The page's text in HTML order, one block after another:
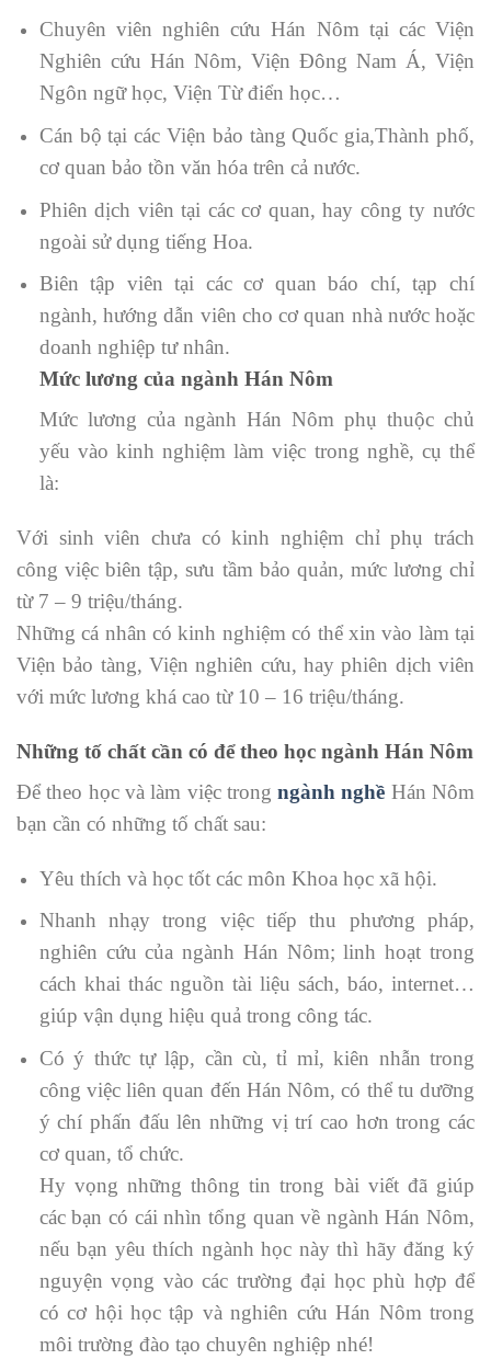
Chuyên viên nghiên cứu Hán Nôm tại các Viện
Nghiên cứu Hán Nôm, Viện Đông Nam Á, Viện
Ngôn ngữ học, Viện Từ điển học…
Cán bộ tại các Viện bảo tàng Quốc gia,Thành phố,
cơ quan bảo tồn văn hóa trên cả nước.
Phiên dịch viên tại các cơ quan, hay công ty nước
ngoài sử dụng tiếng Hoa.
Biên tập viên tại các cơ quan báo chí, tạp chí
ngành, hướng dẫn viên cho cơ quan nhà nước hoặc
doanh nghiệp tư nhân.
Mức lương của ngành Hán Nôm
Mức lương của ngành Hán Nôm phụ thuộc chủ
yếu vào kinh nghiệm làm việc trong nghề, cụ thể
là:
Với sinh viên chưa có kinh nghiệm chỉ phụ trách
công việc biên tập, sưu tầm bảo quản, mức lương chỉ
từ 7 – 9 triệu/tháng.
Những cá nhân có kinh nghiệm có thể xin vào làm tại
Viện bảo tàng, Viện nghiên cứu, hay phiên dịch viên
với mức lương khá cao từ 10 – 16 triệu/tháng.
Những tố chất cần có để theo học ngành Hán Nôm
Để theo học và làm việc trongngành nghề Hán Nôm
bạn cần có những tố chất sau:
Yêu thích và học tốt các môn Khoa học xã hội.
Nhanh nhạy trong việc tiếp thu phương pháp,
nghiên cứu của ngành Hán Nôm; linh hoạt trong
cách khai thác nguồn tài liệu sách, báo, internet…
giúp vận dụng hiệu quả trong công tác.
Có ý thức tự lập, cần cù, tỉ mỉ, kiên nhẫn trong
công việc liên quan đến Hán Nôm, có thể tu dưỡng
ý chí phấn đấu lên những vị trí cao hơn trong các
cơ quan, tổ chức.
Hy vọng những thông tin trong bài viết đã giúp
các bạn có cái nhìn tổng quan về ngành Hán Nôm,
nếu bạn yêu thích ngành học này thì hãy đăng ký
nguyện vọng vào các trường đại học phù hợp để
có cơ hội học tập và nghiên cứu Hán Nôm trong
môi trường đào tạo chuyên nghiệp nhé!